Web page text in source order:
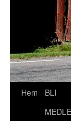
Hoppa
Hem
BLI